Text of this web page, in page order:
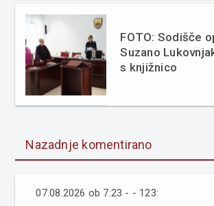
FOTO: Sodišče
Suzano
s knjižnico
Nazadnje komentirano
07.08.2026 ob 7:23 - - 123: